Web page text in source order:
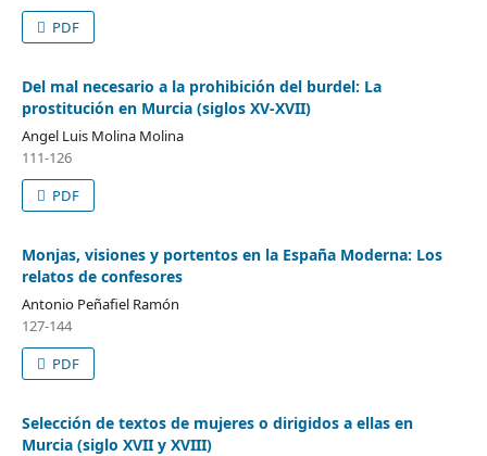
PDF
Del mal necesario a la prohibición del burdel: La
prostitución en Murcia (siglos XV-XVII)
Angel Luis Molina Molina
111-126
PDF
Monjas, visiones y portentos en la España Moderna: Los
relatos de confesores
Antonio Peñafiel Ramón
127-144
PDF
Selección de textos de mujeres o dirigidos a ellas en
Murcia (siglo XVII y XVIII)